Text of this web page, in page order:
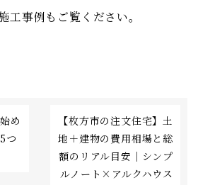
工事例もご覧ください。
め
つ
【枚方市の注文住宅】土
地＋建物の費用相場と総
額のリアル目安｜シンプ
ルノート×アルクハウス